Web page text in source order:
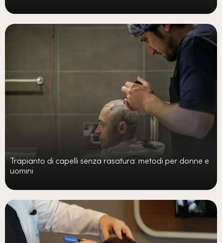
Trapianto di capelli senza rasatura: metodi per donne e
uomini